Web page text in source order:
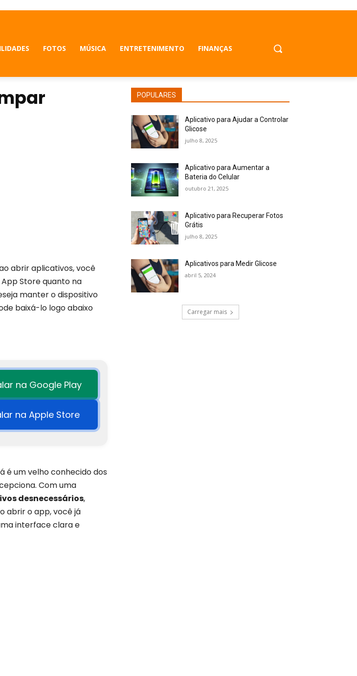
FOTOS MÚSICA ENTRETENIMENTO FINANÇAS
abrir aplicativos, você
Store quanto na
manter o dispositivo
baixá-lo logo abaixo
na Google Play
na Apple Store
é um velho conhecido dos
Com uma
desnecessários,
abrir o app, você já
interface clara e
POPULARES
Aplicativo para Ajudar a Controlar
Glicose
julho 8, 2025
Aplicativo para Aumentar a
Bateria do Celular
outubro 21, 2025
Aplicativo para Recuperar Fotos
Grátis
julho 8, 2025
Aplicativos para Medir Glicose
abril 5, 2024
Carregar mais